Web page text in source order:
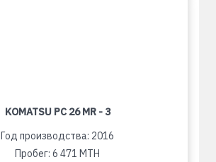
KOMATSU PC 26 MR - 3
Год производства: 2016
Пробег: 6 471 MTH